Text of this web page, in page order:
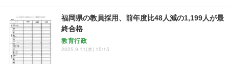
福岡県の教員採用、前年度比48人減の1,199人が最
終合格
教育行政
2025.9.11(木) 15:15